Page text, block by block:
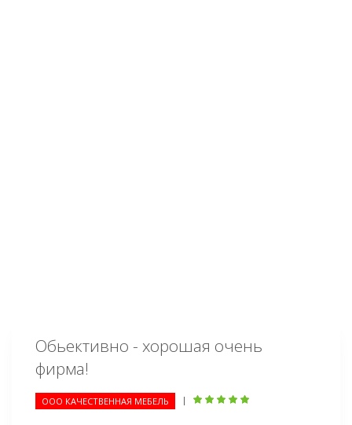
Обьективно - хорошая очень
фирма!
ООО КАЧЕСТВЕННАЯ МЕБЕЛЬ |